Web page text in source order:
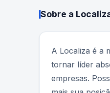
Sobre a
A Localiza é a
tornar líder
empresas.